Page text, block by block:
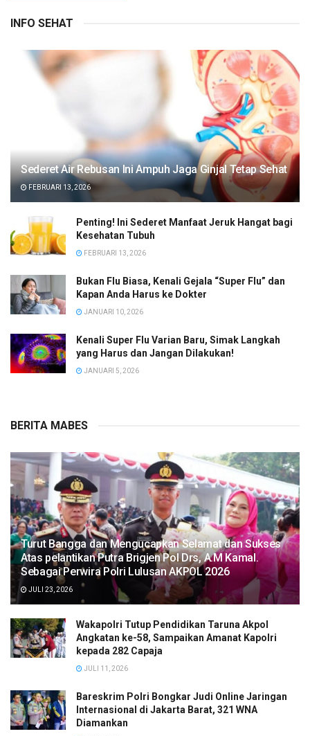
INFO SEHAT
Sederet Air Rebusan Ini Ampuh Jaga Ginjal Tetap Sehat
FEBRUARI 13, 2026
Penting! Ini Sederet Manfaat Jeruk Hangat bagi
Kesehatan Tubuh
FEBRUARI 13, 2026
Bukan Flu Biasa, Kenali Gejala “Super Flu” dan
Kapan Anda Harus ke Dokter
JANUARI 10, 2026
Kenali Super Flu Varian Baru, Simak Langkah
yang Harus dan Jangan Dilakukan!
JANUARI 5, 2026
BERITA MABES
Turut Bangga dan Mengucapkan Selamat dan Sukses
Atas pelantikan Putra Brigjen Pol Drs, A.M Kamal.
Sebagai Perwira Polri Lulusan AKPOL 2026
JULI 23, 2026
Wakapolri Tutup Pendidikan Taruna Akpol
Angkatan ke-58, Sampaikan Amanat Kapolri
kepada 282 Capaja
JULI 11, 2026
Bareskrim Polri Bongkar Judi Online Jaringan
Internasional di Jakarta Barat, 321 WNA
Diamankan